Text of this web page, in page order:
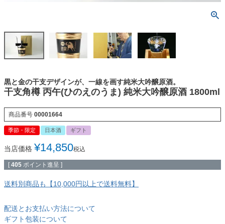
黒と金の干支デザインが、一線を画す純米大吟醸原酒。
干支角樽 丙午(ひのえのうま) 純米大吟醸原酒 1800ml
商品番号 00001664
季節・限定 日本酒 ギフト
当店価格 ¥14,850税込
[ 405 ポイント進呈 ]
送料別商品も【10,000円以上で送料無料】
配送とお支払い方法について
ギフト包装について